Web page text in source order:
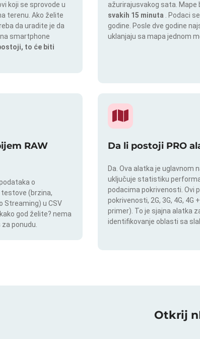
koji se sprovode u
terenu. Ako želite
da uradite je da
smartphone
to će biti
ažurirajusvakog sata. Mape
svakih 15 minuta
. Podaci
godine. Posle dve godine
uklanjaju sa mapa jednom
RAW
o
(brzina,
Streaming) u CSV
god želite? nema
za ponudu.
Da li postoji PRO
Da. Ova alatka je
uključuje statistiku
podacima pokrivenosti. Ovi
pokrivenosti, 2G, 3G, 4G,
primer). To je sjajna alatka
identifikovanje oblasti sa
Otkrij